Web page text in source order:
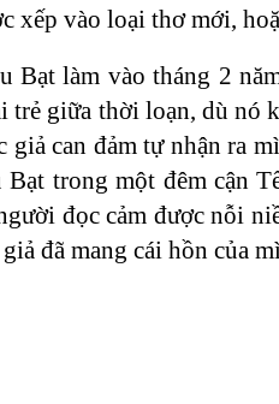
vào loại thơ mới,
Bạt làm vào tháng 2
trẻ giữa thời loạn, dù
giả can đảm tự nhận ra
trong một đêm cận
đọc cảm được nỗi
đã mang cái hồn của